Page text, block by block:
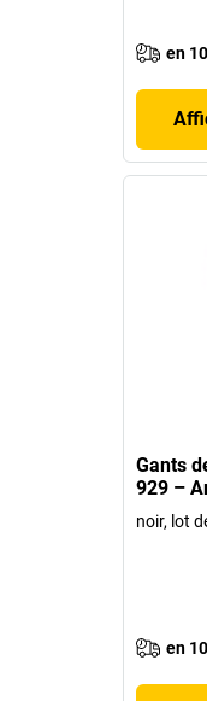
en
Gants
929 –
noir, lot
en